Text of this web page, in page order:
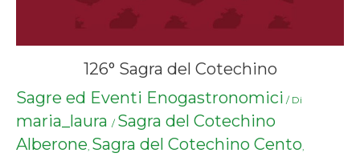
126° Sagra del Cotechino
Sagre ed Eventi Enogastronomici / Di
maria_laura / Sagra del Cotechino
Alberone, Sagra del Cotechino Cento,